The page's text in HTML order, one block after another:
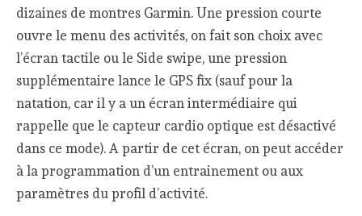
dizaines de montres Garmin. Une pression courte
ouvre le menu des activités, on fait son choix avec
l’écran tactile ou le Side swipe, une pression
supplémentaire lance le GPS fix (sauf pour la
natation, car il y a un écran intermédiaire qui
rappelle que le capteur cardio optique est désactivé
dans ce mode). A partir de cet écran, on peut accéder
à la programmation d’un entrainement ou aux
paramètres du profil d’activité.